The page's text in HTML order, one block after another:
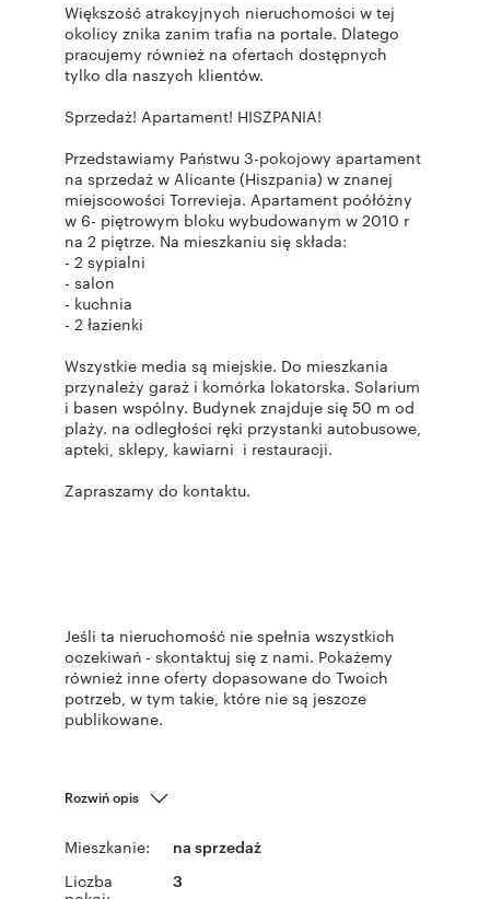
Większość atrakcyjnych nieruchomości w tej
okolicy znika zanim trafia na portale. Dlatego
pracujemy również na ofertach dostępnych
tylko dla naszych klientów.
Sprzedaż! Apartament! HISZPANIA!
Przedstawiamy Państwu 3-pokojowy apartament
na sprzedaż w Alicante (Hiszpania) w znanej
miejscowości Torrevieja. Apartament poółóżny
w 6- piętrowym bloku wybudowanym w 2010 r
na 2 piętrze. Na mieszkaniu się składa:
- 2 sypialni
- salon
- kuchnia
- 2 łazienki
Wszystkie media są miejskie. Do mieszkania
przynależy garaż i komórka lokatorska. Solarium
i basen wspólny. Budynek znajduje się 50 m od
plaży. na odległości ręki przystanki autobusowe,
apteki, sklepy, kawiarni i restauracji.
Zapraszamy do kontaktu.
Jeśli ta nieruchomość nie spełnia wszystkich
oczekiwań - skontaktuj się z nami. Pokażemy
również inne oferty dopasowane do Twoich
potrzeb, w tym takie, które nie są jeszcze
publikowane.
Rozwiń opis
Mieszkanie: na sprzedaż
Liczba
3